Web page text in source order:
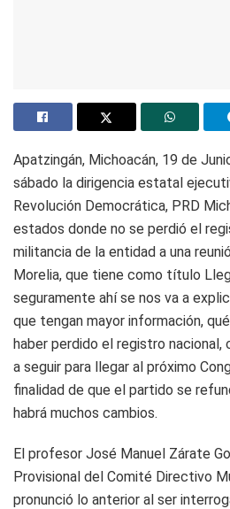
Apatzingán, Michoacán, 19 de
sábado la dirigencia estatal
Revolución Democrática, PRD
estados donde no se perdió el
militancia de la entidad a una
Morelia, que tiene como título
seguramente ahí se nos va a
que tengan mayor información,
haber perdido el registro nacional,
a seguir para llegar al próximo
finalidad de que el partido se
habrá muchos cambios.
El profesor José Manuel Zárate
Provisional del Comité Directivo
pronunció lo anterior al ser